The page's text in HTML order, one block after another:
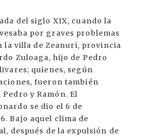
del siglo XIX, cuando la
por graves problemas
la villa de Zeanuri, provincia
Zuloaga, hijo de Pedro
quienes, según
fueron también
y Ramón. El
se dio el 6 de
Bajo aquel clima de
después de la expulsión de